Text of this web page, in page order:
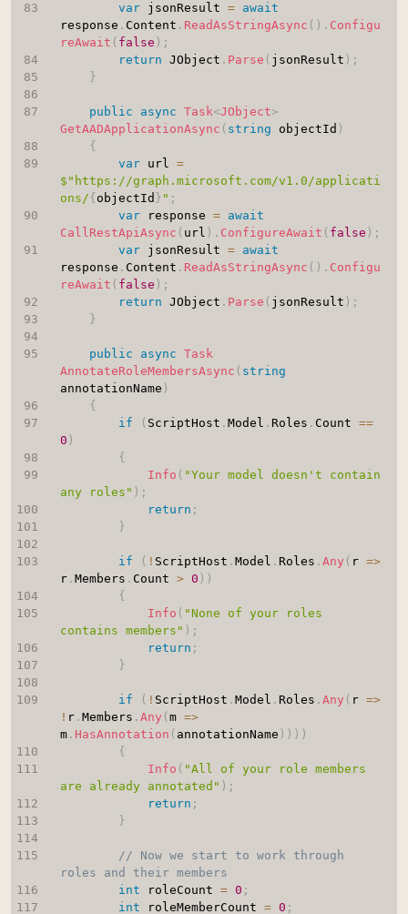
var jsonResult =
await
response . Content . ReadAsStringAsync ( ) . Configu
reAwait ( false ) ;
return JObject . Parse ( jsonResult ) ;
}
public async Task<JObject>
GetAADApplicationAsync ( string objectId )
{
var url =
$"https://graph.microsoft.com/v1.0/applicati
ons/{ objectId } " ;
var response =
await
CallRestApiAsync ( url ) . ConfigureAwait ( false ) ;
var jsonResult =
await
response . Content . ReadAsStringAsync ( ) . Configu
reAwait ( false ) ;
return JObject . Parse ( jsonResult ) ;
}
public async Task
AnnotateRoleMembersAsync ( string
annotationName )
{
if
( ScriptHost . Model . Roles . Count ==
0 )
{
Info ( "Your model doesn't contain
any roles" ) ;
return ;
}
if ( ! ScriptHost . Model . Roles . Any ( r =>
r. Members . Count > 0 ) )
{
Info ( "None of your roles
contains members" ) ;
return ;
}
if ( ! ScriptHost . Model . Roles . Any ( r =>
! r. Members . Any ( m =>
m. HasAnnotation ( annotationName ) ) ) )
{
Info ( "All of your role members
are already annotated" ) ;
return ;
}
// Now we start to work through
roles and their members
int roleCount = 0 ;
int roleMemberCount = 0 ;